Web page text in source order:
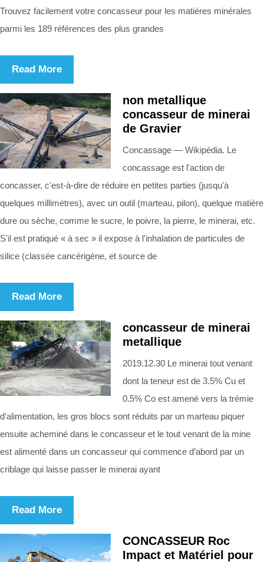
Trouvez facilement votre concasseur pour les matières minérales
parmi les 189 références des plus grandes
Read More
non metallique
concasseur de minerai
de Gravier
Concassage — Wikipédia. Le
concassage est l'action de
concasser, c'est-à-dire de réduire en petites parties (jusqu'à
quelques millimètres), avec un outil (marteau, pilon), quelque matière
dure ou sèche, comme le sucre, le poivre, la pierre, le minerai, etc.
S'il est pratiqué « à sec » il expose à l'inhalation de particules de
silice (classée cancérigène, et source de
Read More
concasseur de minerai
metallique
2019.12.30 Le minerai tout venant
dont la teneur est de 3.5% Cu et
0.5% Co est amené vers la trémie
d’alimentation, les gros blocs sont réduits par un marteau piquer
ensuite acheminé dans le concasseur et le tout venant de la mine
est alimenté dans un concasseur qui commence d’abord par un
criblage qui laisse passer le minerai ayant
Read More
CONCASSEUR Roc
Impact et Matériel pour